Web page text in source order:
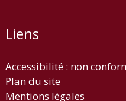
Liens
Accessibilité : non
Plan du site
Mentions légales